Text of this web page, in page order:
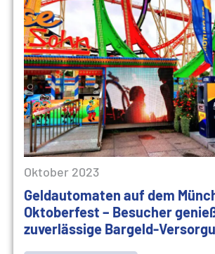
Oktober 2023
Geldautomaten auf dem
Oktoberfest – Besucher
zuverlässige Bargeld-